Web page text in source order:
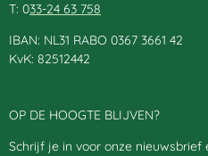
T: 033-24 63 758
IBAN: NL31 RABO 0367 3661 42
KvK: 82512442
OP DE HOOGTE BLIJVEN?
Schrijf je in voor onze